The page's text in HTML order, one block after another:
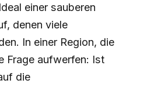
einer sauberen
denen viele
In einer Region, die
Frage aufwerfen: Ist
die